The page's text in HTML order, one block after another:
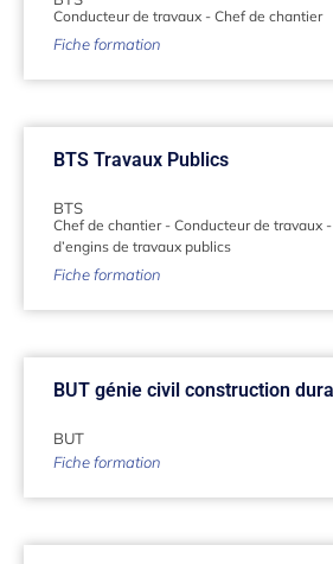
Conducteur de travaux - Chef de chantier
Fiche formation
BTS Travaux Publics
BTS
Chef de chantier- Conducteur de travaux -
d’engins de travaux publics
Fiche formation
BUT génie civil construction
BUT
Fiche formation